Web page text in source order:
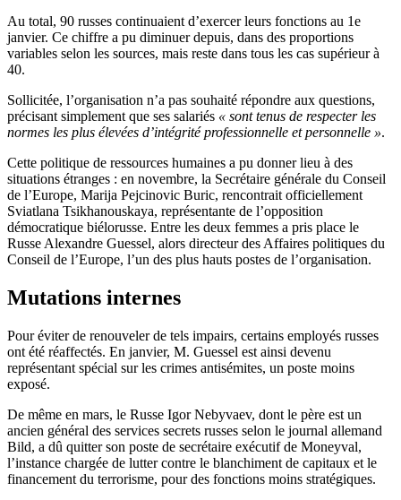
Au total, 90 russes continuaient d’exercer leurs fonctions au 1e
janvier. Ce chiffre a pu diminuer depuis, dans des proportions
variables selon les sources, mais reste dans tous les cas supérieur à
40.
Sollicitée, l’organisation n’a pas souhaité répondre aux questions,
précisant simplement que ses salariés « sont tenus de respecter les
normes les plus élevées d’intégrité professionnelle et personnelle ».
Cette politique de ressources humaines a pu donner lieu à des
situations étranges : en novembre, la Secrétaire générale du Conseil
de l’Europe, Marija Pejcinovic Buric, rencontrait officiellement
Sviatlana Tsikhanouskaya, représentante de l’opposition
démocratique biélorusse. Entre les deux femmes a pris place le
Russe Alexandre Guessel, alors directeur des Affaires politiques du
Conseil de l’Europe, l’un des plus hauts postes de l’organisation.
Mutations internes
Pour éviter de renouveler de tels impairs, certains employés russes
ont été réaffectés. En janvier, M. Guessel est ainsi devenu
représentant spécial sur les crimes antisémites, un poste moins
exposé.
De même en mars, le Russe Igor Nebyvaev, dont le père est un
ancien général des services secrets russes selon le journal allemand
Bild, a dû quitter son poste de secrétaire exécutif de Moneyval,
l’instance chargée de lutter contre le blanchiment de capitaux et le
financement du terrorisme, pour des fonctions moins stratégiques.